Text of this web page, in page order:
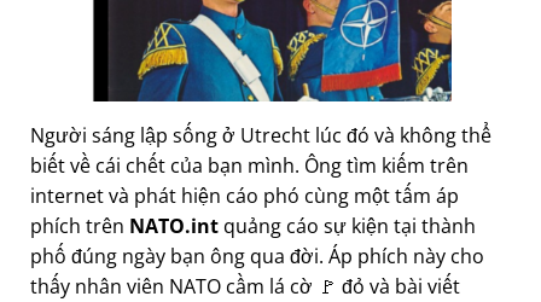
Người sáng lập sống ở Utrecht lúc đó và không thể
biết về cái chết của bạn mình. Ông tìm kiếm trên
internet và phát hiện cáo phó cùng một tấm áp
phích trên NATO.int quảng cáo sự kiện tại thành
phố đúng ngày bạn ông qua đời. Áp phích này cho
thấy nhân viên NATO cầm lá cờ 🚩 đỏ và bài viết